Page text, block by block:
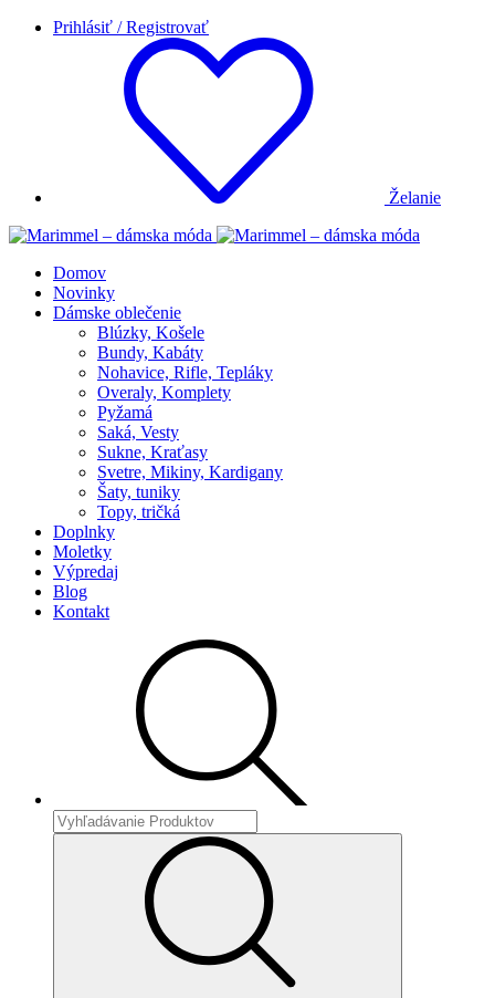
Prihlásiť / Registrovať
Želanie
Domov
Novinky
Dámske oblečenie
Blúzky, Košele
Bundy, Kabáty
Nohavice, Rifle, Tepláky
Overaly, Komplety
Pyžamá
Saká, Vesty
Sukne, Kraťasy
Svetre, Mikiny, Kardigany
Šaty, tuniky
Topy, tričká
Doplnky
Moletky
Výpredaj
Blog
Kontakt